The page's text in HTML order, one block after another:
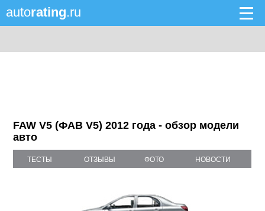
autorating.ru
FAW V5 (ФАВ V5) 2012 года - обзор модели
авто
ТЕСТЫ ОТЗЫВЫ ФОТО НОВОСТИ